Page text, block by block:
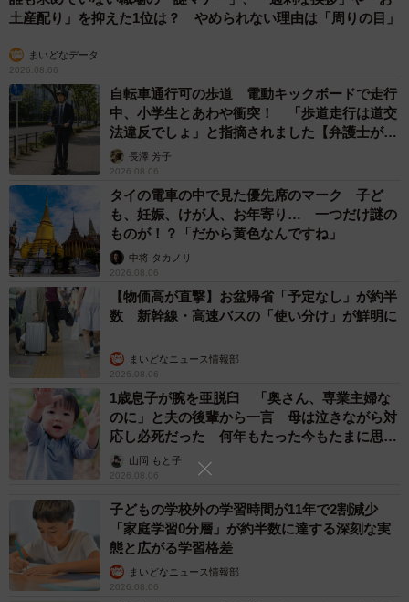
土産配り」を抑えた1位は？ やめられない理由は「周りの目」
まいどなデータ
2026.08.06
自転車通行可の歩道 電動キックボードで走行
中、小学生とあわや衝突！ 「歩道走行は道交
法違反でしょ」と指摘されました【弁護士が解
説】長澤 芳子
2026.08.06
タイの電車の中で見た優先席のマーク 子ど
も、妊娠、けが人、お年寄り… 一つだけ謎の
ものが！？「だから黄色なんですね」
中将 タカノリ
2026.08.06
【物価高が直撃】お盆帰省「予定なし」が約半
数 新幹線・高速バスの「使い分け」が鮮明に
まいどなニュース情報部
2026.08.06
1歳息子が腕を亜脱臼 「奥さん、専業主婦な
のに」と夫の後輩から一言 母は泣きながら対
応し必死だった 何年もたった今もたまに思い
出し…山岡 もと子
2026.08.06
子どもの学校外の学習時間が11年で2割減少
「家庭学習0分層」が約半数に達する深刻な実
態と広がる学習格差
まいどなニュース情報部
2026.08.06